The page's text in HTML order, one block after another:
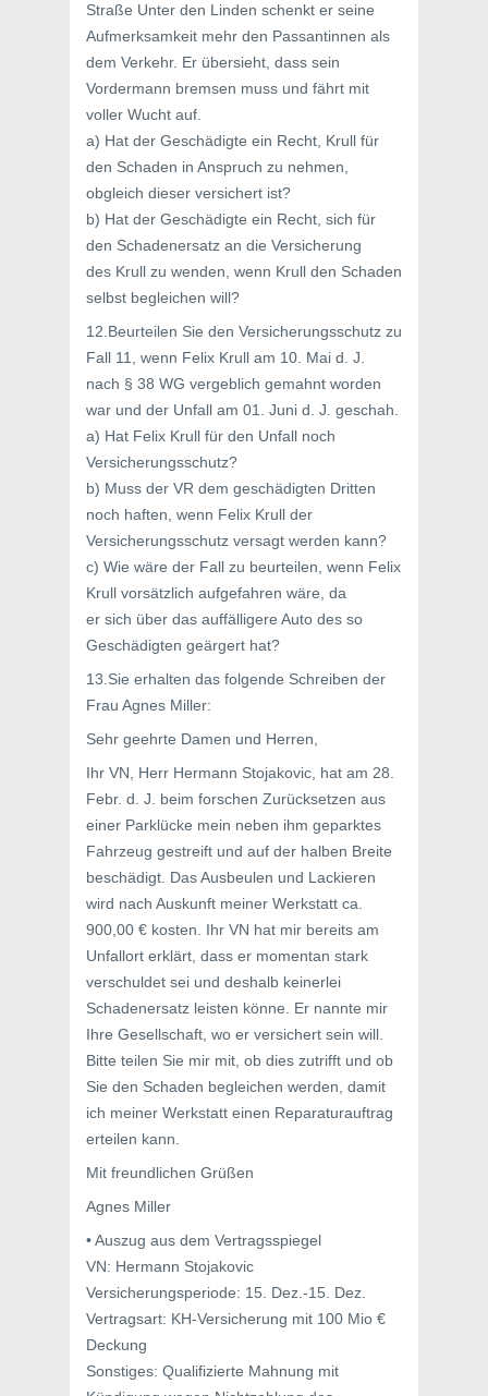
Straße Unter den Linden schenkt er seine
Aufmerksamkeit mehr den Passantinnen als
dem Verkehr. Er übersieht, dass sein
Vordermann bremsen muss und fährt mit
voller Wucht auf.
a) Hat der Geschädigte ein Recht, Krull für
den Schaden in Anspruch zu nehmen,
obgleich dieser versichert ist?
b) Hat der Geschädigte ein Recht, sich für
den Schadenersatz an die Versicherung
des Krull zu wenden, wenn Krull den Schaden
selbst begleichen will?
12.Beurteilen Sie den Versicherungsschutz zu
Fall 11, wenn Felix Krull am 10. Mai d. J.
nach § 38 WG vergeblich gemahnt worden
war und der Unfall am 01. Juni d. J. geschah.
a) Hat Felix Krull für den Unfall noch
Versicherungsschutz?
b) Muss der VR dem geschädigten Dritten
noch haften, wenn Felix Krull der
Versicherungsschutz versagt werden kann?
c) Wie wäre der Fall zu beurteilen, wenn Felix
Krull vorsätzlich aufgefahren wäre, da
er sich über das auffälligere Auto des so
Geschädigten geärgert hat?
13.Sie erhalten das folgende Schreiben der
Frau Agnes Miller:
Sehr geehrte Damen und Herren,
Ihr VN, Herr Hermann Stojakovic, hat am 28.
Febr. d. J. beim forschen Zurücksetzen aus
einer Parklücke mein neben ihm geparktes
Fahrzeug gestreift und auf der halben Breite
beschädigt. Das Ausbeulen und Lackieren
wird nach Auskunft meiner Werkstatt ca.
900,00 € kosten. Ihr VN hat mir bereits am
Unfallort erklärt, dass er momentan stark
verschuldet sei und deshalb keinerlei
Schadenersatz leisten könne. Er nannte mir
Ihre Gesellschaft, wo er versichert sein will.
Bitte teilen Sie mir mit, ob dies zutrifft und ob
Sie den Schaden begleichen werden, damit
ich meiner Werkstatt einen Reparaturauftrag
erteilen kann.
Mit freundlichen Grüßen
Agnes Miller
• Auszug aus dem Vertragsspiegel
VN: Hermann Stojakovic
Versicherungsperiode: 15. Dez.-15. Dez.
Vertragsart: KH-Versicherung mit 100 Mio €
Deckung
Sonstiges: Qualifizierte Mahnung mit